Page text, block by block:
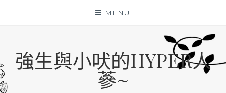
MENU
強生與小吠的HYPER人
蔘~